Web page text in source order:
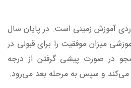
آموزش زمینی است. در پایان سال
میزان موفقیت را برای قبولی در
در صورت پیشی گرفتن از درجه
می‌کند و سپس به مرحله بعد می‌رود.